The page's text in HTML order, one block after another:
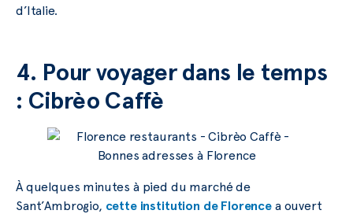
d’Italie.
4. Pour voyager dans le temps
: Cibrèo Caffè
À quelques minutes à pied du marché de
Sant’Ambrogio, cette institution de Florencea ouvert